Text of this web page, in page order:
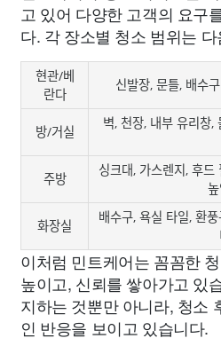
고 있어 다양한 고객의 요구
다. 각 장소별 청소 범위는
현관/베
란다
신발장, 문틀, 배수
방/거실
벽, 천장, 내부 유리창,
주방
싱크대, 가스렌지, 후
화장실
배수구, 욕실 타일, 환
이처럼 민트케어는 꼼꼼한
높이고, 신뢰를 쌓아가고 있
지하는 것뿐만 아니라, 청소
인 반응을 보이고 있습니다.